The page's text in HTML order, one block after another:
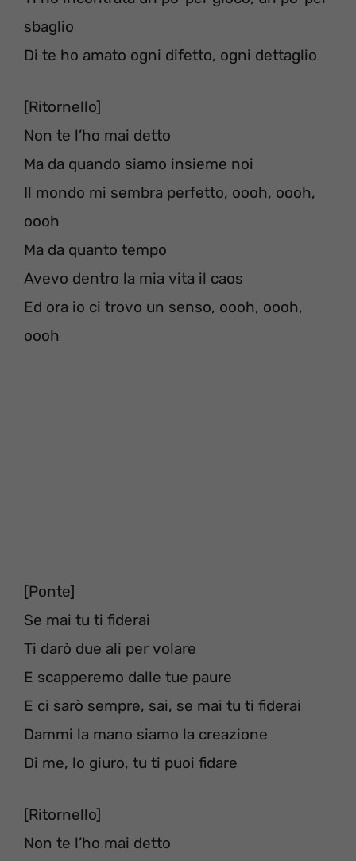
sbaglio
Di te ho amato ogni difetto, ogni dettaglio
[Ritornello]
Non te l’ho mai detto
Ma da quando siamo insieme noi
Il mondo mi sembra perfetto, oooh, oooh,
oooh
Ma da quanto tempo
Avevo dentro la mia vita il caos
Ed ora io ci trovo un senso, oooh, oooh,
oooh
[Ponte]
Se mai tu ti fiderai
Ti darò due ali per volare
E scapperemo dalle tue paure
E ci sarò sempre, sai, se mai tu ti fiderai
Dammi la mano siamo la creazione
Di me, lo giuro, tu ti puoi fidare
[Ritornello]
Non te l’ho mai detto